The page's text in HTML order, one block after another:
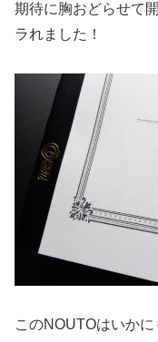
期待に胸おどらせて
ラれました！
このNOUTOはいか